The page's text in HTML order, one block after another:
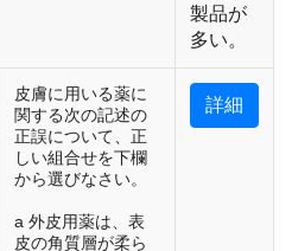
製品が
多い。
皮膚に用いる薬に
関する次の記述の
正誤について、正
しい組合せを下欄
から選びなさい。
a 外皮用薬は、表
皮の角質層が柔ら
詳細